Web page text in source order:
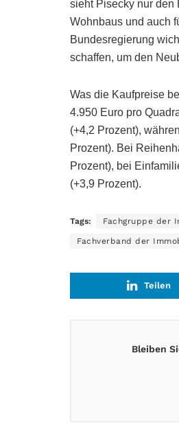
sieht Pisecky nur den
Wohnbaus und auch
Bundesregierung
schaffen, um den
Was die Kaufpreise
4.950 Euro pro
(+4,2 Prozent),
Prozent). Bei
Prozent), bei
(+3,9 Prozent).
Tags: Fachgruppe der
Fachverband der
Teilen
Bleiben